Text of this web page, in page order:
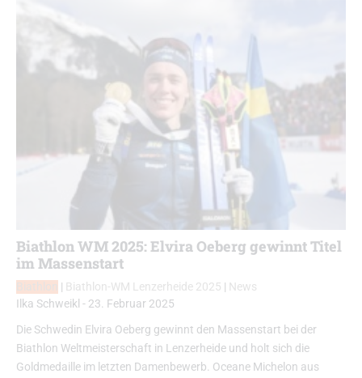
Biathlon WM 2025: Elvira Oeberg gewinnt Titel
im Massenstart
| Biathlon-WM Lenzerheide 2025 | News
Ilka Schweikl - 23. Februar 2025
Die Schwedin Elvira Oeberg gewinnt den Massenstart bei der
Biathlon Weltmeisterschaft in Lenzerheide und holt sich die
Goldmedaille im letzten Damenbewerb. Oceane Michelon aus